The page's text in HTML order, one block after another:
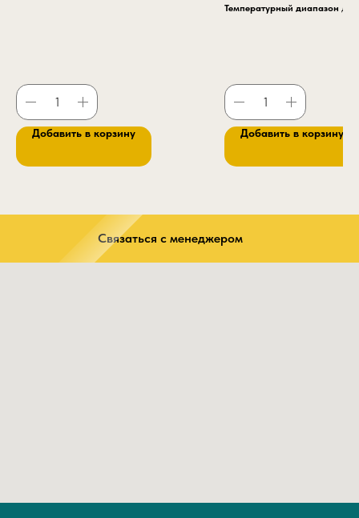
К20 Щ20 Эс Тп300 Тр Мун200 Мп Ми
Добавить в корзину
Температурный диапазон До
Добавить в корзину
Связаться с менеджером